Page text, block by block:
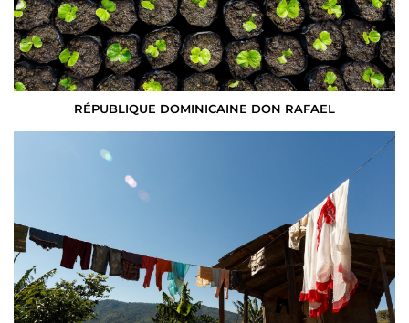
RÉPUBLIQUE DOMINICAINE DON RAFAEL